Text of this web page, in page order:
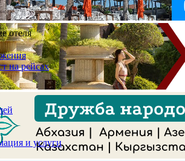
отеля
на рейсах
и услуги